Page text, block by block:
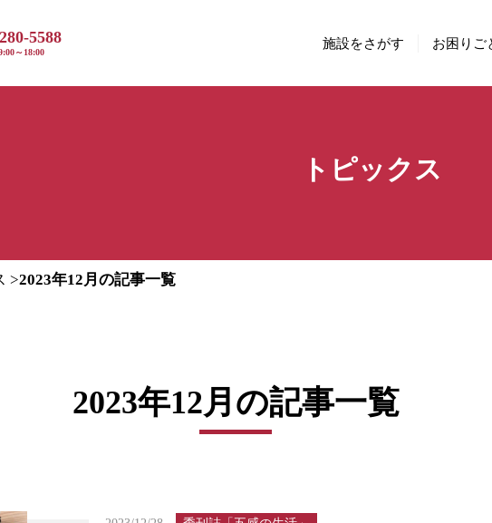
5588
～18:00
施設をさがす お困りご
トピックス
>2023年12月の記事一覧
2023年12月の記事一覧